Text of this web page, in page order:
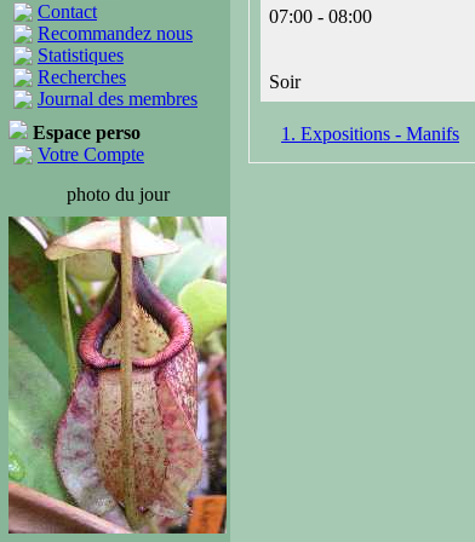
Contact
Recommandez nous
Statistiques
Recherches
Journal des membres
Espace perso
Votre Compte
photo du jour
07:00 - 08:00
Soir
1. Expositions - Manifs